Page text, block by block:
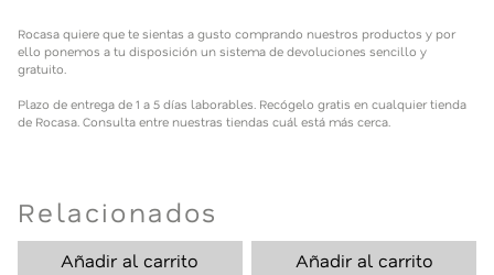
productos y por ello ponemos a tu disposición un sistema de
devoluciones sencillo y gratuito.
cualquier tienda de Rocasa. Consulta entre nuestras tiendas
Rocasa quiere que te sientas a gusto comprando nuestros productos y por
ello ponemos a tu disposición un sistema de devoluciones sencillo y
gratuito.
Plazo de entrega de 1 a 5 días laborables. Recógelo gratis en cualquier tienda
de Rocasa. Consulta entre nuestras tiendas cuál está más cerca.
Relacionados
Añadir al carrito Añadir al carrito